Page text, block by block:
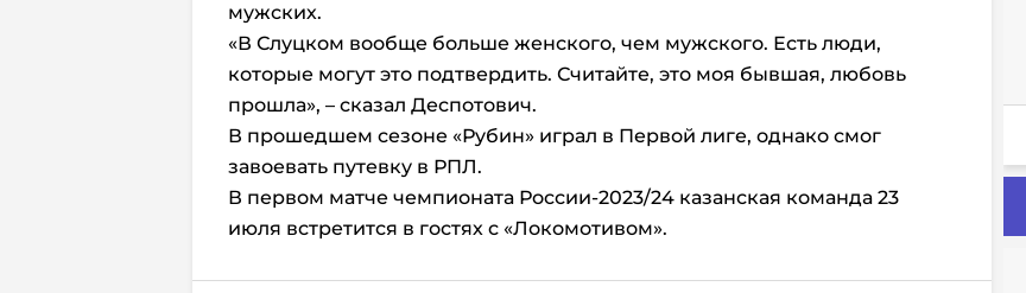
мужских.
«В Слуцком вообще больше женского, чем мужского. Есть люди,
которые могут это подтвердить. Считайте, это моя бывшая, любовь
прошла», – сказал Деспотович.
В прошедшем сезоне «Рубин» играл в Первой лиге, однако смог
завоевать путевку в РПЛ.
В первом матче чемпионата России-2023/24 казанская команда 23
июля встретится в гостях с «Локомотивом».